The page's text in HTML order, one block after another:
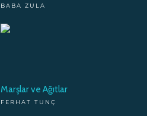
BABA ZULA
Marşlar ve Ağıtlar
FERHAT TUNÇ